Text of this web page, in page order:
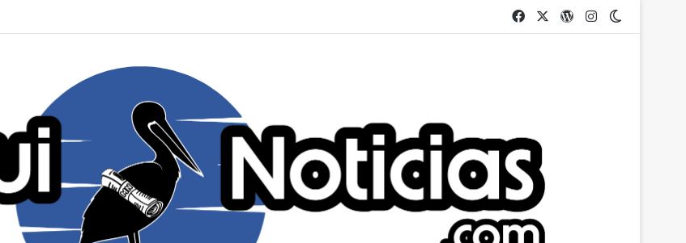
Facebook WordPress
Instagram